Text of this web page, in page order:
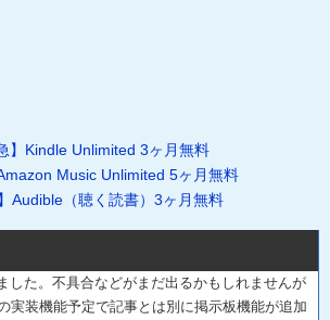
】Kindle Unlimited 3ヶ月無料
Music Unlimited 5ヶ月無料
】Audible（聴く読書）3ヶ月無料
した。不具合などがまだ出るかもしれませんが
実装機能予定で記事とは別に掲示板機能が追加